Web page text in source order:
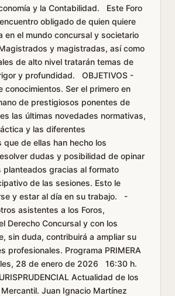
y la Contabilidad. Este Foro
obligado de quien quiere
en el mundo concursal y societario
y magistradas, así como
de alto nivel tratarán temas de
y profundidad. OBJETIVOS -
conocimientos. Ser el primero en
de prestigiosos ponentes de
las últimas novedades normativas,
y las diferentes
que de ellas han hecho los
dudas y posibilidad de opinar
planteados gracias al formato
de las sesiones. Esto le
y estar al día en su trabajo. -
asistentes a los Foros,
Derecho Concursal y con los
sin duda, contribuirá a ampliar su
profesionales. Programa PRIMERA
28 de enero de 2026 16:30 h.
Actualidad de los
Juan Ignacio Martínez